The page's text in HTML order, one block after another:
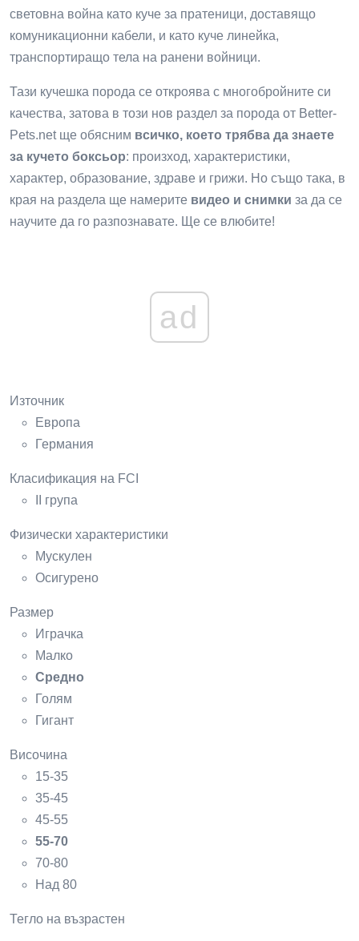
световна война като куче за пратеници, доставящо
комуникационни кабели, и като куче линейка,
транспортиращо тела на ранени войници.
Тази кучешка порода се откроява с многобройните си
качества, затова в този нов раздел за порода от Better-
Pets.net ще обясним всичко, което трябва да знаете
за кучето боксьор: произход, характеристики,
характер, образование, здраве и грижи. Но също така, в
края на раздела ще намерите видео и снимки за да се
научите да го разпознавате. Ще се влюбите!
ad
Източник
Европа
Германия
Класификация на FCI
II група
Физически характеристики
Мускулен
Осигурено
Размер
Играчка
Малко
Средно
Голям
Гигант
Височина
15-35
35-45
45-55
55-70
70-80
Над 80
Тегло на възрастен